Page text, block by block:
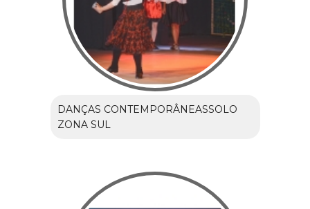
DANÇAS CONTEMPORÂNEASSOLO
ZONA SUL